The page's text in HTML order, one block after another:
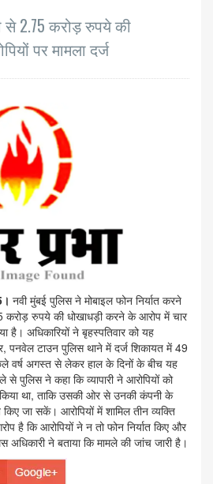
से 2.75 करोड़ रुपये की
पर मामला दर्ज
नवी मुंबई पुलिस ने मोबाइल फोन निर्यात करने
करोड़ रुपये की धोखाधड़ी करने के आरोप में चार
है। अधिकारियों ने बृहस्पतिवार को यह
पनवेल टाउन पुलिस थाने में दर्ज शिकायत में 49
वर्ष अगस्त से लेकर हाल के दिनों के बीच यह
से पुलिस ने कहा कि व्यापारी ने आरोपियों को
था, ताकि उसकी ओर से उनकी कंपनी के
जा सकें। आरोपियों में शामिल तीन व्यक्ति
है कि आरोपियों ने न तो फोन निर्यात किए और
अधिकारी ने बताया कि मामले की जांच जारी है।